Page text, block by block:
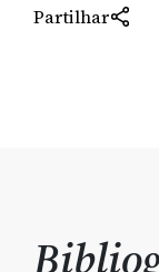
Partilhar